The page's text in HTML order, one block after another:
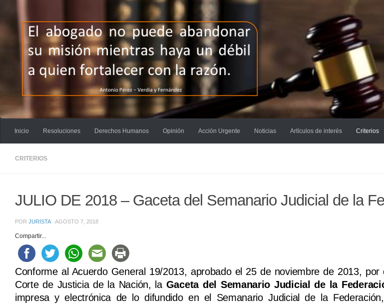
Inicio Resoluciones Derechos Humanos Opinión Acción Urgente Noticias Artículos de interés Criterios
CRITERIOS
JULIO DE 2018 – Gaceta del Semanario Judicial de la
POR JURISTA · AGOSTO 7, 2018
Compartir...
Conforme al Acuerdo General 19/2013, aprobado el 25 de noviembre de 2013,
Corte de Justicia de la Nación, la Gaceta del Semanario Judicial de la
impresa y electrónica de lo difundido en el Semanario Judicial de la